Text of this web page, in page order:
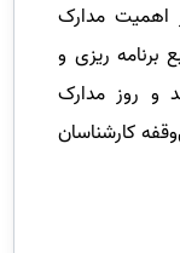
اهمیت مدارک
برنامه ریزی و
و روز مدارک
کارشناسان